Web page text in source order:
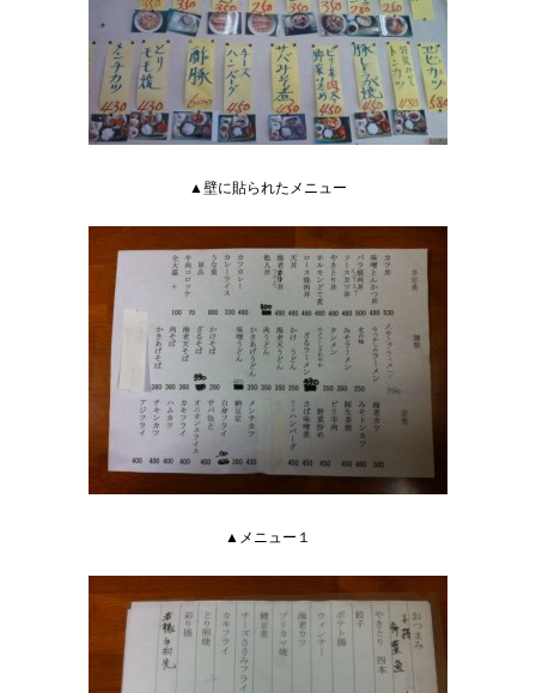
▲壁に貼られたメニュー
▲メニュー１